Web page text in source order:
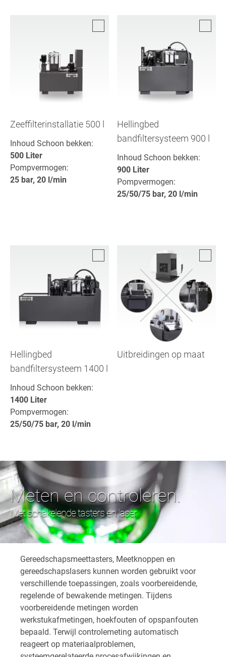
Zeeffilterinstallatie 500 l
Inhoud Schoon bekken:
500 Liter
Pompvermogen:
25 bar, 20 l/min
Hellingbed
bandfiltersysteem 900 l
Inhoud Schoon bekken:
900 Liter
Pompvermogen:
25/50/75 bar, 20 l/min
Hellingbed
bandfiltersysteem 1400 l
Inhoud Schoon bekken:
1400 Liter
Pompvermogen:
25/50/75 bar, 20 l/min
Uitbreidingen op maat
Meten en controleren.
Met schakelende tasters en laser.
Gereedschapsmeettasters, Meetknoppen en
gereedschapslasers kunnen worden gebruikt voor
verschillende toepassingen, zoals voorbereidende,
regelende of bewakende metingen. Tijdens
voorbereidende metingen worden
werkstukafmetingen, hoekfouten of opspanfouten
bepaald. Terwijl controlemeting automatisch
reageert op materiaalproblemen,